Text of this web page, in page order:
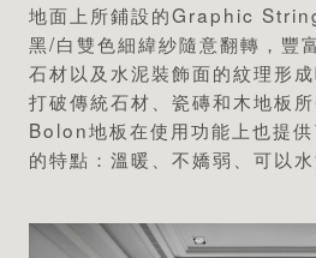
地面上所鋪設的Graphic
黑/白雙色細緯紗隨意翻轉，豐
石材以及水泥裝飾面的紋理形
打破傳統石材、瓷磚和木地板
Bolon地板在使用功能上也提
的特點：溫暖、不嬌弱、可以水